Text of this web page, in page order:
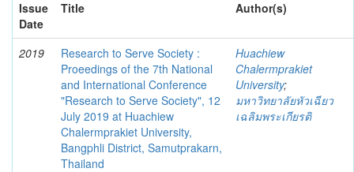
Issue
Date
Title Author(s)
2019
Research to Serve Society :
Proeedings of the 7th National
and International Conference
"Research to Serve Society", 12
July 2019 at Huachiew
Chalermprakiet University,
Bangphli District, Samutprakarn,
Thailand
Huachiew
Chalermprakiet
University;
มหาวิทยาลัยหัวเฉียว
เฉลิมพระเกียรติ